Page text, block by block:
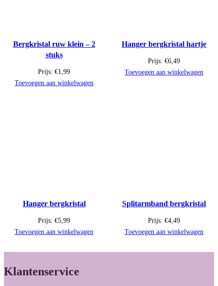
Bergkristal ruw klein – 2
stuks
Prijs: €1,99
Toevoegen aan winkelwagen
Hanger bergkristal hartje
Prijs: €6,49
Toevoegen aan winkelwagen
Hanger bergkristal
Prijs: €5,99
Toevoegen aan winkelwagen
Splitarmband bergkristal
Prijs: €4,49
Toevoegen aan winkelwagen
Klantenservice